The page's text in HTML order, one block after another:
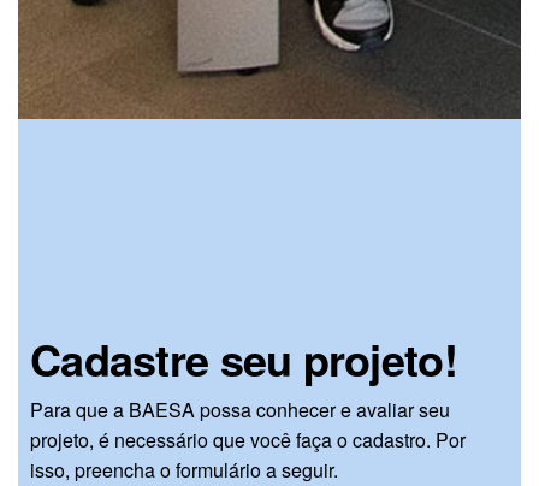
Cadastre seu projeto!
Para que a BAESA possa conhecer e avaliar seu
projeto, é necessário que você faça o cadastro. Por
isso, preencha o formulário a seguir.